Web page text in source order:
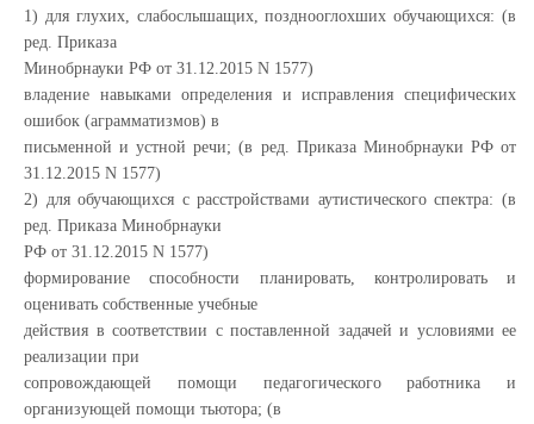
1) для глухих, слабослышащих, позднооглохших обучающихся: (в
ред. Приказа
Минобрнауки РФ от 31.12.2015 N 1577)
владение навыками определения и исправления специфических
ошибок (аграмматизмов) в
письменной и устной речи; (в ред. Приказа Минобрнауки РФ от
31.12.2015 N 1577)
2) для обучающихся с расстройствами аутистического спектра: (в
ред. Приказа Минобрнауки
РФ от 31.12.2015 N 1577)
формирование способности планировать, контролировать и
оценивать собственные учебные
действия в соответствии с поставленной задачей и условиями ее
реализации при
сопровождающей помощи педагогического работника и
организующей помощи тьютора; (в